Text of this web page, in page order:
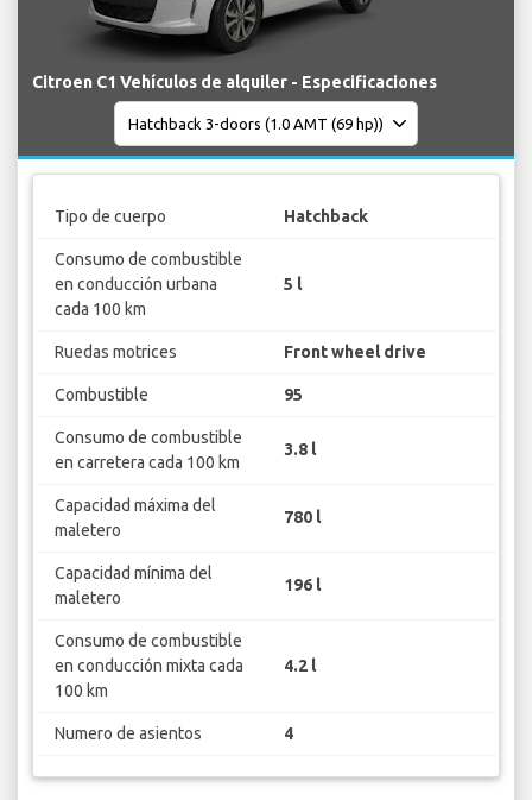
Citroen C1 Vehículos de alquiler - Especificaciones
Tipo de cuerpo Hatchback
Consumo de combustible
en conducción urbana
cada 100 km
5 l
Ruedas motrices Front wheel drive
Combustible 95
Consumo de combustible
en carretera cada 100 km
3.8 l
Capacidad máxima del
maletero
780 l
Capacidad mínima del
maletero
196 l
Consumo de combustible
en conducción mixta cada
100 km
4.2 l
Numero de asientos 4